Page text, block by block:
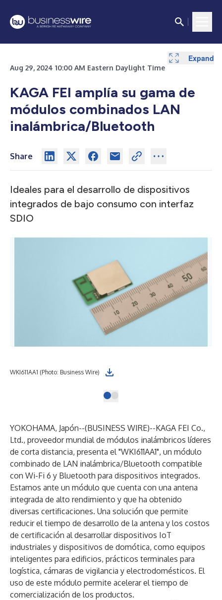
Aug 29, 2024 10:00 AM Eastern Daylight Time
KAGA FEI amplía su gama de
módulos combinados LAN
inalámbrica/Bluetooth
Share
Ideales para el desarrollo de dispositivos
integrados de bajo consumo con interfaz
SDIO
WKI611AA1 (Photo: Business Wire)
YOKOHAMA, Japón--(BUSINESS WIRE)--KAGA FEI Co.,
Ltd., proveedor mundial de módulos inalámbricos líderes
de corta distancia, presenta el "WKI611AA1", un módulo
combinado de LAN inalámbrica/Bluetooth compatible
con Wi-Fi 6 y Bluetooth para dispositivos integrados.
Estamos ante un módulo que cuenta con una antena
integrada de alto rendimiento y que ha obtenido
diversas certificaciones. Una solución que permite
reducir el tiempo de desarrollo de la antena y los costos
de certificación al desarrollar dispositivos IoT
industriales y dispositivos de domótica, como equipos
inteligentes para edificios, prácticos terminales para
logística, cámaras de vigilancia y electrodomésticos. El
uso de este módulo permite acelerar el tiempo de
comercialización de los productos.
Expand